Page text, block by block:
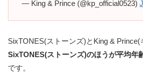
— King & Prince (@kp_official0523)
SixTONES(ストーンズ)とKing & Prince(
SixTONES(ストーンズ)のほうが平均年
です。